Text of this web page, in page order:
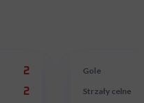
2
2
Gole
Strzały celne